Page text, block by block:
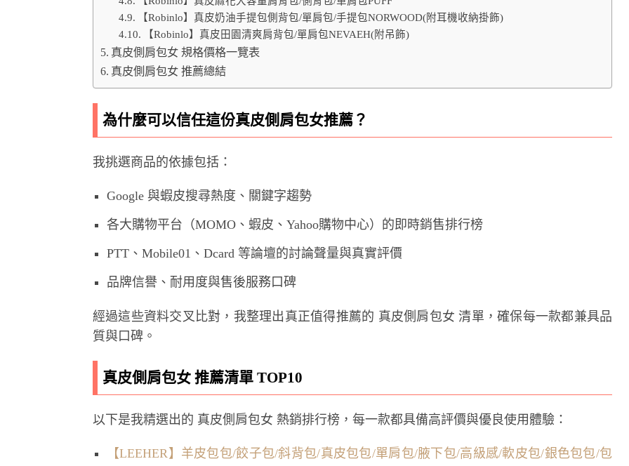
【Robinlo】真皮奶油手提包側背包/單肩包/手提包NORWOOD(附耳機收納掛飾)
【Robinlo】真皮田園清爽肩背包/單肩包NEVAEH(附吊飾)
真皮側肩包女 規格價格一覽表
真皮側肩包女 推薦總結
為什麼可以信任這份真皮側肩包女推薦？
我挑選商品的依據包括：
Google 與蝦皮搜尋熱度、關鍵字趨勢
各大購物平台（MOMO、蝦皮、Yahoo購物中心）的即時銷售排行榜
PTT、Mobile01、Dcard 等論壇的討論聲量與真實評價
品牌信譽、耐用度與售後服務口碑
經過這些資料交叉比對，我整理出真正值得推薦的 真皮側肩包女 清單，確保每一款都兼具品
質與口碑。
真皮側肩包女 推薦清單 TOP10
以下是我精選出的 真皮側肩包女 熱銷排行榜，每一款都具備高評價與優良使用體驗：
【LEEHER】羊皮包包/餃子包/斜背包/真皮包包/單肩包/腋下包/高級感/軟皮包/銀色包包/包